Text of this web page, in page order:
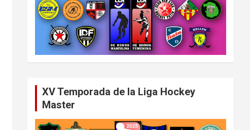
XV Temporada de la Liga Hockey
Master